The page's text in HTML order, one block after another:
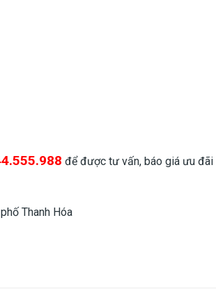
để được tư vấn, báo giá ưu đãi
Thanh Hóa